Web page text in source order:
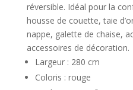
réversible. Idéal pour la
housse de couette, taie
nappe, galette de chaise,
accessoires de décoration.
Largeur : 280 cm
Coloris : rouge